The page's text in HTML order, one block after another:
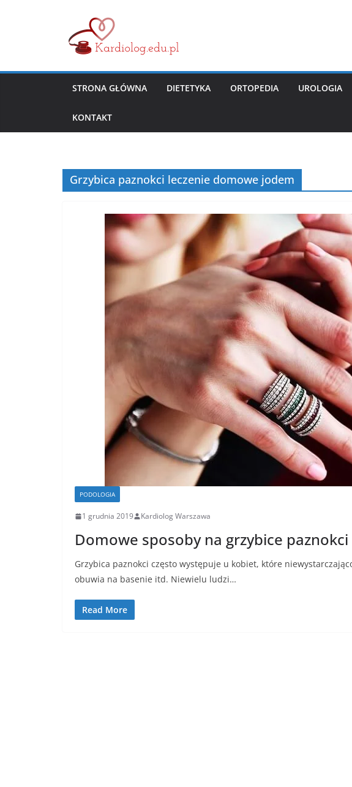
STRONA GŁÓWNA DIETETYKA ORTOPEDIA UROLOGIA
KONTAKT
Grzybica paznokci leczenie domowe jodem
PODOLOGIA
1 grudnia 2019 Kardiolog Warszawa
Domowe sposoby na grzybice
Grzybica paznokci często występuje u kobiet, które
obuwia na basenie itd. Niewielu ludzi…
Read More